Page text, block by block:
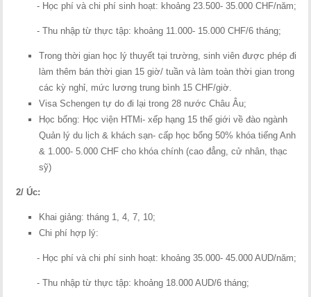
- Học phí và chi phí sinh hoạt: khoảng 23.500- 35.000 CHF/năm;
- Thu nhập từ thực tập: khoảng 11.000- 15.000 CHF/6 tháng;
Trong thời gian học lý thuyết tại trường, sinh viên được phép đi
làm thêm bán thời gian 15 giờ/ tuần và làm toàn thời gian trong
các kỳ nghỉ, mức lương trung bình 15 CHF/giờ.
Visa Schengen tự do đi lại trong 28 nước Châu Âu;
Học bổng: Học viện HTMi- xếp hạng 15 thế giới về đào ngành
Quản lý du lịch & khách sạn- cấp học bổng 50% khóa tiếng Anh
& 1.000- 5.000 CHF cho khóa chính (cao đẳng, cử nhân, thạc
sỹ)
2/ Úc:
Khai giảng: tháng 1, 4, 7, 10;
Chi phí hợp lý:
- Học phí và chi phí sinh hoạt: khoảng 35.000- 45.000 AUD/năm;
- Thu nhập từ thực tập: khoảng 18.000 AUD/6 tháng;